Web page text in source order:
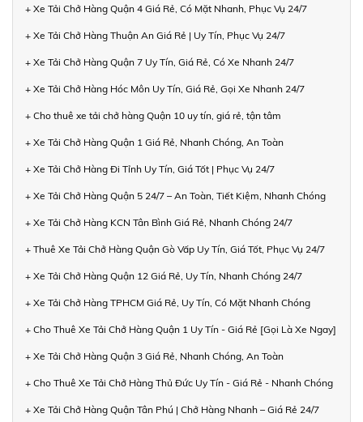
+ Xe Tải Chở Hàng Quận 4 Giá Rẻ, Có Mặt Nhanh, Phục Vụ 24/7
+ Xe Tải Chở Hàng Thuận An Giá Rẻ | Uy Tín, Phục Vụ 24/7
+ Xe Tải Chở Hàng Quận 7 Uy Tín, Giá Rẻ, Có Xe Nhanh 24/7
+ Xe Tải Chở Hàng Hóc Môn Uy Tín, Giá Rẻ, Gọi Xe Nhanh 24/7
+ Cho thuê xe tải chở hàng Quận 10 uy tín, giá rẻ, tận tâm
+ Xe Tải Chở Hàng Quận 1 Giá Rẻ, Nhanh Chóng, An Toàn
+ Xe Tải Chở Hàng Đi Tỉnh Uy Tín, Giá Tốt | Phục Vụ 24/7
+ Xe Tải Chở Hàng Quận 5 24/7 – An Toàn, Tiết Kiệm, Nhanh Chóng
+ Xe Tải Chở Hàng KCN Tân Bình Giá Rẻ, Nhanh Chóng 24/7
+ Thuê Xe Tải Chở Hàng Quận Gò Vấp Uy Tín, Giá Tốt, Phục Vụ 24/7
+ Xe Tải Chở Hàng Quận 12 Giá Rẻ, Uy Tín, Nhanh Chóng 24/7
+ Xe Tải Chở Hàng TPHCM Giá Rẻ, Uy Tín, Có Mặt Nhanh Chóng
+ Cho Thuê Xe Tải Chở Hàng Quận 1 Uy Tín - Giá Rẻ [Gọi Là Xe Ngay]
+ Xe Tải Chở Hàng Quận 3 Giá Rẻ, Nhanh Chóng, An Toàn
+ Cho Thuê Xe Tải Chở Hàng Thủ Đức Uy Tín - Giá Rẻ - Nhanh Chóng
+ Xe Tải Chở Hàng Quận Tân Phú | Chở Hàng Nhanh – Giá Rẻ 24/7